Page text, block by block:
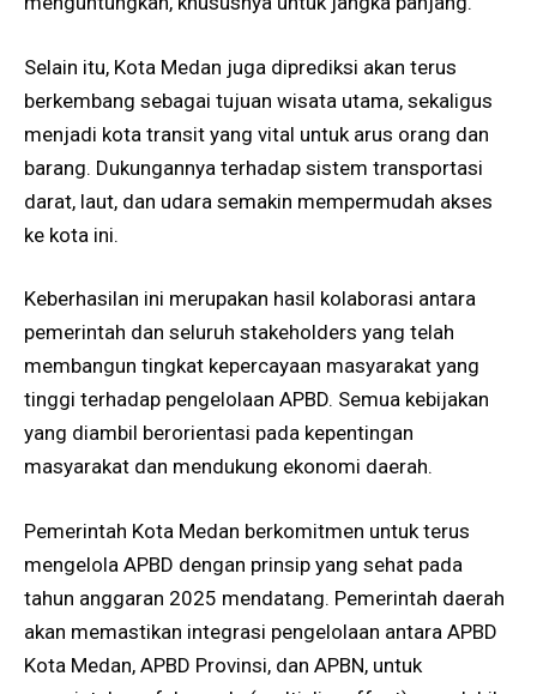
Selain itu, Kota Medan juga diprediksi akan terus
berkembang sebagai tujuan wisata utama, sekaligus
menjadi kota transit yang vital untuk arus orang dan
barang. Dukungannya terhadap sistem transportasi
darat, laut, dan udara semakin mempermudah akses
ke kota ini.
Keberhasilan ini merupakan hasil kolaborasi antara
pemerintah dan seluruh stakeholders yang telah
membangun tingkat kepercayaan masyarakat yang
tinggi terhadap pengelolaan APBD. Semua kebijakan
yang diambil berorientasi pada kepentingan
masyarakat dan mendukung ekonomi daerah.
Pemerintah Kota Medan berkomitmen untuk terus
mengelola APBD dengan prinsip yang sehat pada
tahun anggaran 2025 mendatang. Pemerintah daerah
akan memastikan integrasi pengelolaan antara APBD
Kota Medan, APBD Provinsi, dan APBN, untuk